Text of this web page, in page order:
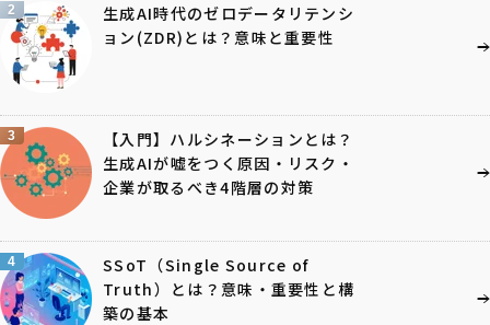
2
生成AI時代のゼロデータリテンシ
ョン(ZDR)とは？意味と重要性
3
【入門】ハルシネーションとは？
生成AIが嘘をつく原因・リスク・
企業が取るべき4階層の対策
4
SSoT（Single Source of
Truth）とは？意味・重要性と構
築の基本